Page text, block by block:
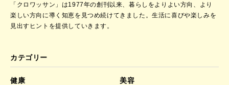
「クロワッサン」は1977年の創刊以来、暮らしをよりよい方向、より
楽しい方向に導く知恵を見つめ続けてきました。生活に喜びや楽しみを
見出すヒントを提供していきます。
カテゴリー
健康
美容